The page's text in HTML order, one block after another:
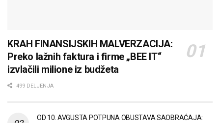
KRAH FINANSIJSKIH MALVERZACIJA:
Preko lažnih faktura i firme „BEE IT“
izvlačili milione iz budžeta
499 DELJENJA
OD 10. AVGUSTA POTPUNA OBUSTAVA SAOBRAĆAJA: